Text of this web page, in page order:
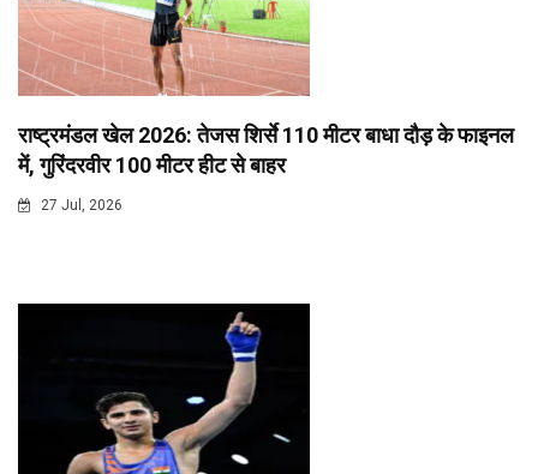
राष्ट्रमंडल खेल 2026: तेजस शिर्से 110 मीटर बाधा दौड़ के फाइनल
में, गुरिंदरवीर 100 मीटर हीट से बाहर
27 Jul, 2026